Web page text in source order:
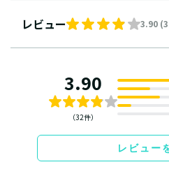
レビュー 3.90
3.90
（32件）
レビュー